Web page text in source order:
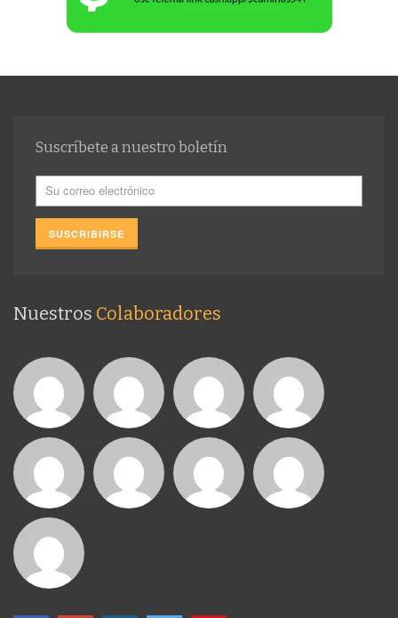
Suscríbete a nuestro boletín
Nuestros Colaboradores